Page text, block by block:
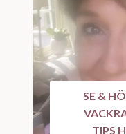
SE &
TIPS